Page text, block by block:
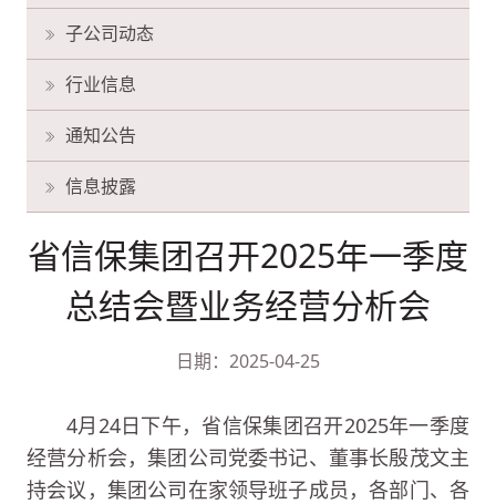
子公司动态
行业信息
通知公告
信息披露
省信保集团召开2025年一季度
总结会暨业务经营分析会
日期：2025-04-25
4月24日下午，省信保集团召开2025年一季度
经营分析会，集团公司党委书记、董事长殷茂文主
持会议，集团公司在家领导班子成员，各部门、各